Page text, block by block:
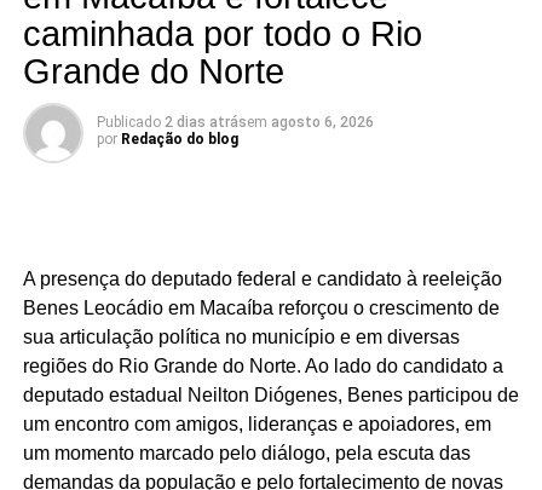
fazer a diferença na vida dos potiguares.
KALLYANNO MOTA Emilson Santos Luiz Eduardo
Há mandatos que passam. E há mandatos que deixam
resultados.
apenas estatísticas: representam segurança fortalecida,
cultura valorizada, entidades beneficiadas, municípios
atendidos e uma atuação parlamentar que alcança quem
mais precisa.
São centenas de requerimentos, dezenas de patrimônios
culturais reconhecidos, organizações apoiadas e
investimentos que chegam aos municípios por meio de
caminhada por todo o Rio
Grande do Norte
Publicado 2 dias atrásem agosto 6, 2026
por Redação do blog
A presença do deputado federal e candidato à reeleição
Benes Leocádio em Macaíba reforçou o crescimento de
sua articulação política no município e em diversas
regiões do Rio Grande do Norte. Ao lado do candidato a
deputado estadual Neilton Diógenes, Benes participou de
um encontro com amigos, lideranças e apoiadores, em
um momento marcado pelo diálogo, pela escuta das
demandas da população e pelo fortalecimento de novas